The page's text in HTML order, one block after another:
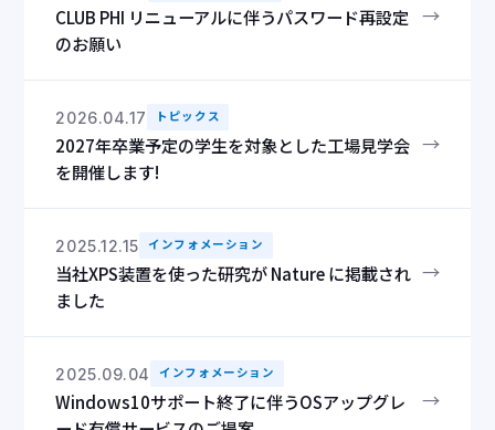
CLUB PHI リニューアルに伴うパスワード再設定
のお願い
→
2026.04.17 トピックス
2027年卒業予定の学生を対象とした工場見学会
を開催します!
→
2025.12.15 インフォメーション
当社XPS装置を使った研究が Nature に掲載され
ました
→
2025.09.04 インフォメーション
Windows10サポート終了に伴うOSアップグレ
→